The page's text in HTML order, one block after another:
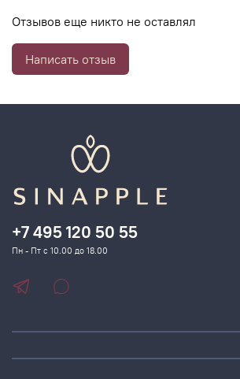
деликатно очищает, но и эффективно
ровной и красивой.
Отзывов еще никто не оставлял
Написать отзыв
+7 495 120 50 55
Пн - Пт с 10.00 до 18.00